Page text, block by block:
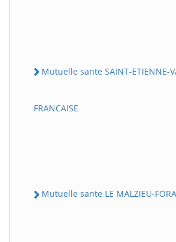
Mutuelle sante SAINT-ETIENNE-
FRANCAISE
Mutuelle sante LE MALZIEU-